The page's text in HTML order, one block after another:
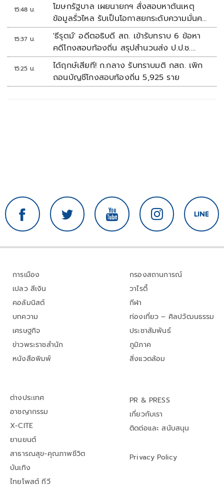
15:48 น.
โฆษกรัฐบาล เผยนายกฯ สั่งสอบหาต้นเหตุ
ข้อมูลรั่วไหล รับเป็นโอกาสยกระดับความมั่นคง
ปลอดภัยข้อมูลภาครัฐทั้งระบบ
15:37 น.
'ธีรุตม์' อดีตอธิบดี สถ. เข้ารับทราบ 6 ข้อหา
คดีโกงสอบท้องถิ่น สรุปสำนวนส่ง ป.ป.ช.
สัปดาห์หน้า
15:25 น.
ได้ฤกษ์เสียที! ก.กลาง รับทราบมติ กสถ. เพิก
ถอนบัญชีโกงสอบท้องถิ่น 5,925 ราย
การเมือง
เปลว สีเงิน
คอลัมนิสต์
บทความ
เศรษฐกิจ
ข่าวพระราชสำนัก
หนังสือพิมพ์
กรองสถานการณ์
วาไรตี้
กีฬา
ท่องเที่ยว – ศิลปวัฒนธรรม
ประชาสัมพันธ์
ภูมิภาค
สิ่งแวดล้อม
ต่างประเทศ
อาชญากรรม
X-CITE
ยานยนต์
สาธารณสุข-คุณภาพชีวิต
บันเทิง
ไทยโพสต์ ทีวี
PR & PRESS
เกี่ยวกับเรา
ติดต่อและ สนับสนุน
Privacy Policy